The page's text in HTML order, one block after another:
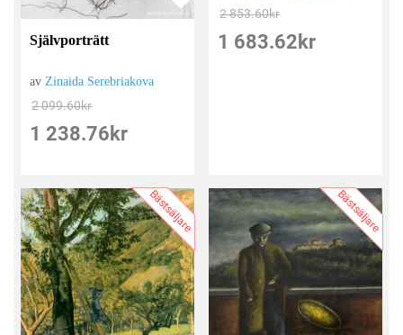
Självporträtt
avZinaida Serebriakova
2 099.60kr
1 238.76 kr
2 853.60kr
1 683.62 kr
Bästsäljare Bästsäljare